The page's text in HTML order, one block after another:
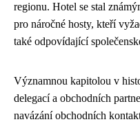
regionu. Hotel se stal
pro náročné hosty, kteří
také odpovídající
Významnou kapitolou v
delegací a obchodních
navázání obchodních